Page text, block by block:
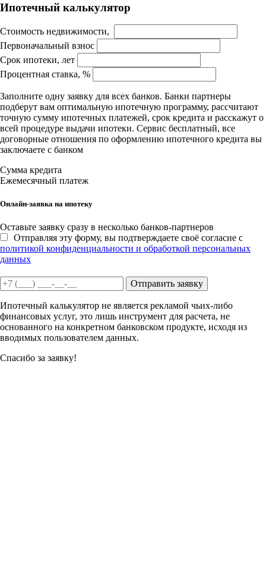
Ипотечный калькулятор
Стоимость недвижимости,
Первоначальный взнос
Срок ипотеки, лет
Процентная ставка, %
Заполните одну заявку для всех банков. Банки партнеры
подберут вам оптимальную ипотечную программу, рассчитают
точную сумму ипотечных платежей, срок кредита и расскажут о
всей процедуре выдачи ипотеки. Сервис бесплатный, все
договорные отношения по оформлению ипотечного кредита вы
заключаете с банком
Сумма кредита
Ежемесячный платеж
Онлайн-заявка на ипотеку
Оставьте заявку сразу в несколько банков-партнеров
Отправляя эту форму, вы подтверждаете своё согласие с
политикой конфиденциальности и обработкой персональных
данных
Отправить заявку
Ипотечный калькулятор не является рекламой чьих-либо
финансовых услуг, это лишь инструмент для расчета, не
основанного на конкретном банковском продукте, исходя из
вводимых пользователем данных.
Спасибо за заявку!